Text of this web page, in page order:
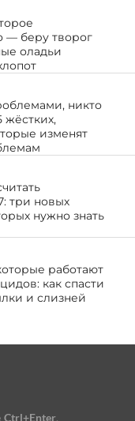
— беру творог
оладьи
никто
жёстких,
изменят
три новых
нужно знать
работают
как спасти
и слизней
Ctrl+Enter.